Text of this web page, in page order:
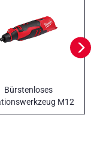
Bürstenloses
M12